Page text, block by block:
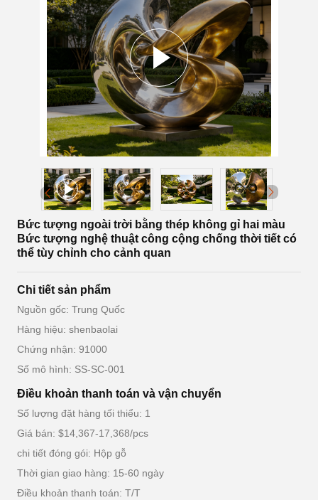
Bức tượng ngoài trời bằng thép không gỉ hai màu ️
Bức tượng nghệ thuật công cộng chống thời tiết có
thể tùy chỉnh cho cảnh quan
Chi tiết sản phẩm
Nguồn gốc: Trung Quốc
Hàng hiệu: shenbaolai
Chứng nhận: 91000
Số mô hình: SS-SC-001
Điều khoản thanh toán và vận chuyển
Số lượng đặt hàng tối thiểu: 1
Giá bán: $14,367-17,368/pcs
chi tiết đóng gói: Hộp gỗ
Thời gian giao hàng: 15-60 ngày
Điều khoản thanh toán: T/T